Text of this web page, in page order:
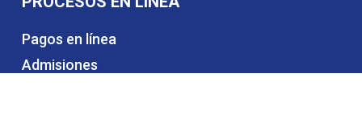
Pagos en línea
Admisiones